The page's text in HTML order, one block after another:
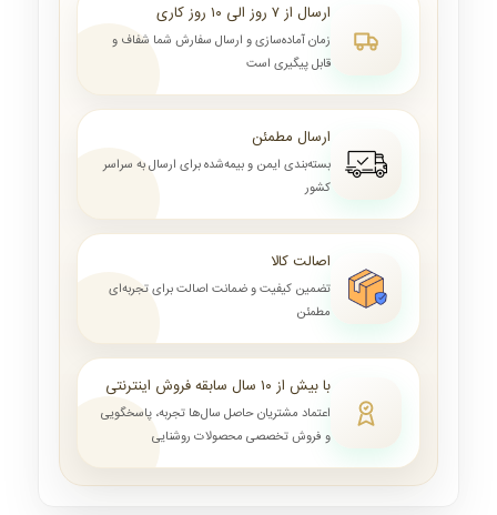
ارسال از ۷ روز الی ۱۰ روز کاری
زمان آماده‌سازی و ارسال سفارش شما شفاف و
قابل پیگیری است
ارسال مطمئن
بسته‌بندی ایمن و بیمه‌شده برای ارسال به سراسر
کشور
اصالت کالا
تضمین کیفیت و ضمانت اصالت برای تجربه‌ای
مطمئن
با بیش از ۱۰ سال سابقه فروش اینترنتی
اعتماد مشتریان حاصل سال‌ها تجربه، پاسخگویی
و فروش تخصصی محصولات روشنایی